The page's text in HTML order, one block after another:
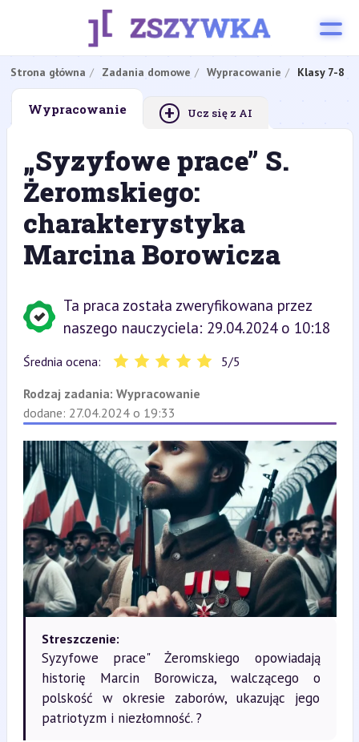
Strona główna Zadania domowe Wypracowanie Klasy 7-8
Wypracowanie + Ucz się z AI
„Syzyfowe prace” S.
Żeromskiego:
charakterystyka
Marcina Borowicza
Ta praca została zweryfikowana przez
naszego nauczyciela: 29.04.2024 o 10:18
Średnia ocena: 5/5
Rodzaj zadania: Wypracowanie
dodane: 27.04.2024 o 19:33
Streszczenie:
Syzyfowe prace" Żeromskiego opowiadają
historię Marcin Borowicza, walczącego o
polskość w okresie zaborów, ukazując jego
patriotyzm i niezłomność. ?